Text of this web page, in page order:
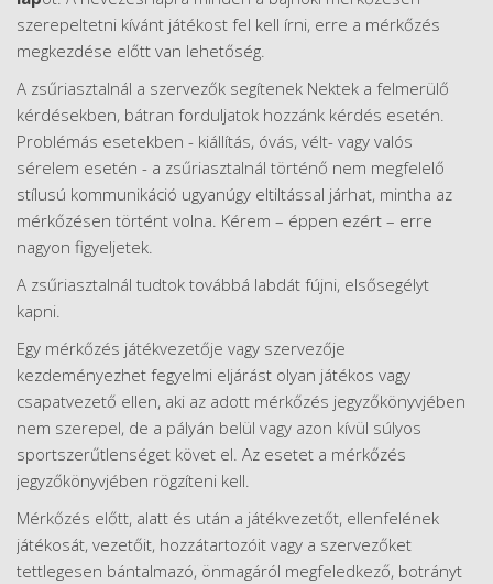
szerepeltetni kívánt játékost fel kell írni, erre a mérkőzés
megkezdése előtt van lehetőség.
A zsűriasztalnál a szervezők segítenek Nektek a felmerülő
kérdésekben, bátran forduljatok hozzánk kérdés esetén.
Problémás esetekben - kiállítás, óvás, vélt- vagy valós
sérelem esetén - a zsűriasztalnál történő nem megfelelő
stílusú kommunikáció ugyanúgy eltiltással járhat, mintha az
mérkőzésen történt volna. Kérem – éppen ezért – erre
nagyon figyeljetek.
A zsűriasztalnál tudtok továbbá labdát fújni, elsősegélyt
kapni.
Egy mérkőzés játékvezetője vagy szervezője
kezdeményezhet fegyelmi eljárást olyan játékos vagy
csapatvezető ellen, aki az adott mérkőzés jegyzőkönyvjében
nem szerepel, de a pályán belül vagy azon kívül súlyos
sportszerűtlenséget követ el. Az esetet a mérkőzés
jegyzőkönyvjében rögzíteni kell.
Mérkőzés előtt, alatt és után a játékvezetőt, ellenfelének
játékosát, vezetőit, hozzátartozóit vagy a szervezőket
tettlegesen bántalmazó, önmagáról megfeledkező, botrányt